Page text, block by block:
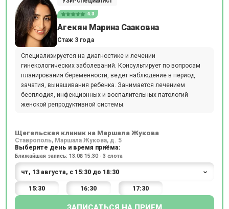
4.3
Агекян Марина Сааковна
Стаж 3 года
Специализируется на диагностике и лечении
гинекологических заболеваний. Консультирует по вопросам
планирования беременности, ведет наблюдение в период
зачатия, вынашивания ребенка. Занимается лечением
бесплодия, инфекционных и воспалительных патологий
женской репродуктивной системы.
Щегельская клиник на Маршала Жукова
Ставрополь, Маршала Жукова, д. 5
Выберите день и время приёма:
Ближайшая запись: 13.08 15:30 · 3 слота
15:30 16:30 17:30